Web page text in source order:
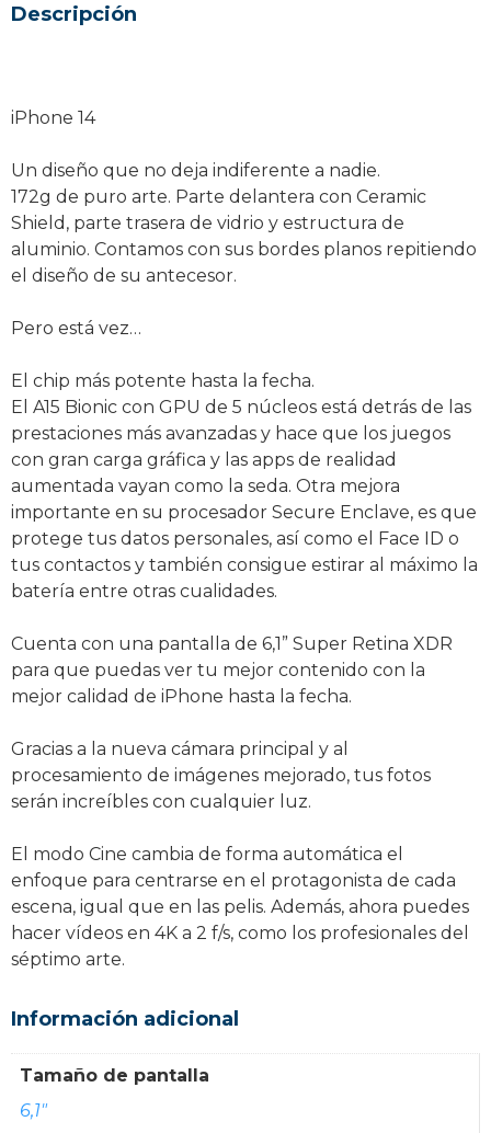
Descripción
iPhone 14
Un diseño que no deja indiferente a nadie.
172g de puro arte. Parte delantera con Ceramic
Shield, parte trasera de vidrio y estructura de
aluminio. Contamos con sus bordes planos repitiendo
el diseño de su antecesor.
Pero está vez…
El chip más potente hasta la fecha.
El A15 Bionic con GPU de 5 núcleos está detrás de las
prestaciones más avanzadas y hace que los juegos
con gran carga gráfica y las apps de realidad
aumentada vayan como la seda. Otra mejora
importante en su procesador Secure Enclave, es que
protege tus datos personales, así como el Face ID o
tus contactos y también consigue estirar al máximo la
batería entre otras cualidades.
Cuenta con una pantalla de 6,1” Super Retina XDR
para que puedas ver tu mejor contenido con la
mejor calidad de iPhone hasta la fecha.
Gracias a la nueva cámara principal y al
procesamiento de imágenes mejorado, tus fotos
serán increíbles con cualquier luz.
El modo Cine cambia de forma automática el
enfoque para centrarse en el protagonista de cada
escena, igual que en las pelis. Además, ahora puedes
hacer vídeos en 4K a 2 f/s, como los profesionales del
séptimo arte.
Información adicional
Tamaño de pantalla
6,1"